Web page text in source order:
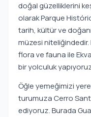
doğal güzelliklerini
olarak Parque
tarih, kültür ve
müzesi niteliğindedir.
flora ve fauna ile
bir yolculuk
Öğle yemeğimizi
turumuza Cerro
ediyoruz. Burada